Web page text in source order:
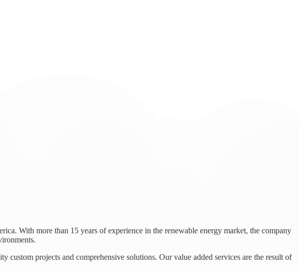
With more than 15 years of experience in the renewable energy market, the company
projects and comprehensive solutions. Our value added services are the result of